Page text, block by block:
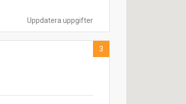
Uppdatera uppgifter
3